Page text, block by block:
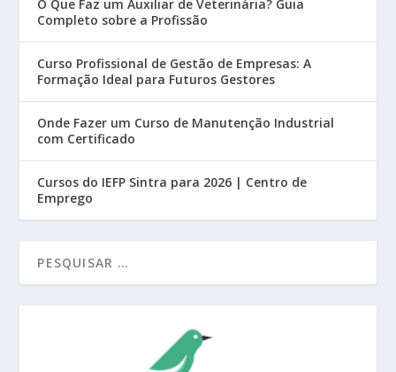
O Que Faz um Auxiliar de Veterinária? Guia
Completo sobre a Profissão
Curso Profissional de Gestão de Empresas: A
Formação Ideal para Futuros Gestores
Onde Fazer um Curso de Manutenção Industrial
com Certificado
Cursos do IEFP Sintra para 2026 | Centro de
Emprego